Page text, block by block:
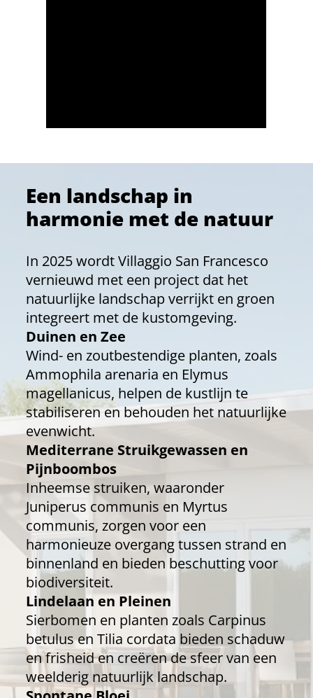
Een landschap in
harmonie met de natuur
In 2025 wordt Villaggio San Francesco
vernieuwd met een project dat het
natuurlijke landschap verrijkt en groen
integreert met de kustomgeving.
Duinen en Zee
Wind- en zoutbestendige planten, zoals
Ammophila arenaria en Elymus
magellanicus, helpen de kustlijn te
stabiliseren en behouden het natuurlijke
evenwicht.
Mediterrane Struikgewassen en
Pijnboombos
Inheemse struiken, waaronder
Juniperus communis en Myrtus
communis, zorgen voor een
harmonieuze overgang tussen strand en
binnenland en bieden beschutting voor
biodiversiteit.
Lindelaan en Pleinen
Sierbomen en planten zoals Carpinus
betulus en Tilia cordata bieden schaduw
en frisheid en creëren de sfeer van een
weelderig natuurlijk landschap.